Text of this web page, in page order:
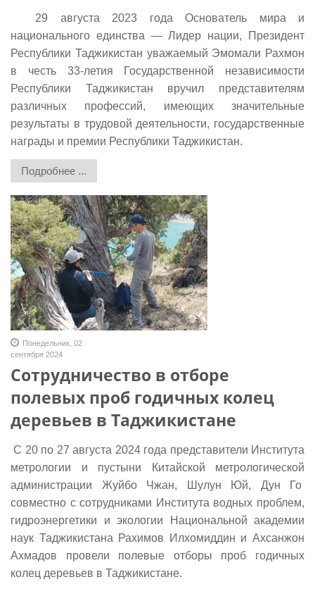
29 августа 2023 года Основатель мира и
национального единства — Лидер нации, Президент
Республики Таджикистан уважаемый Эмомали Рахмон
в честь 33-летия Государственной независимости
Республики Таджикистан вручил представителям
различных профессий, имеющих значительные
результаты в трудовой деятельности, государственные
награды и премии Республики Таджикистан.
Подробнее ...
Понедельник, 02
сентября 2024
Сотрудничество в отборе
полевых проб годичных колец
деревьев в Таджикистане
С 20 по 27 августа 2024 года представители Института
метрологии и пустыни Китайской метрологической
администрации Жуйбо Чжан, Шулун Юй, Дун Го
совместно с сотрудниками Института водных проблем,
гидроэнергетики и экологии Национальной академии
наук Таджикистана Рахимов Илхомиддин и Ахсанжон
Ахмадов провели полевые отборы проб годичных
колец деревьев в Таджикистане.